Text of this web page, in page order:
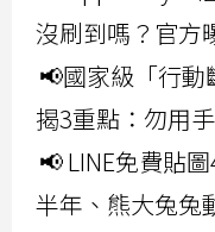
沒刷到嗎？官方
📢國家級「行動
揭3重點：勿用
📢 LINE免費貼
半年、熊大兔兔